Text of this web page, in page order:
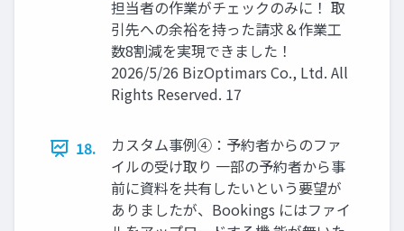
担当者の作業がチェックのみに！ 取
引先への余裕を持った請求＆作業工
数8割減を実現できました！
2026/5/26 BizOptimars Co., Ltd. All
Rights Reserved. 17
18.
カスタム事例④：予約者からのファ
イルの受け取り 一部の予約者から事
前に資料を共有したいという要望が
ありましたが、Bookings にはファイ